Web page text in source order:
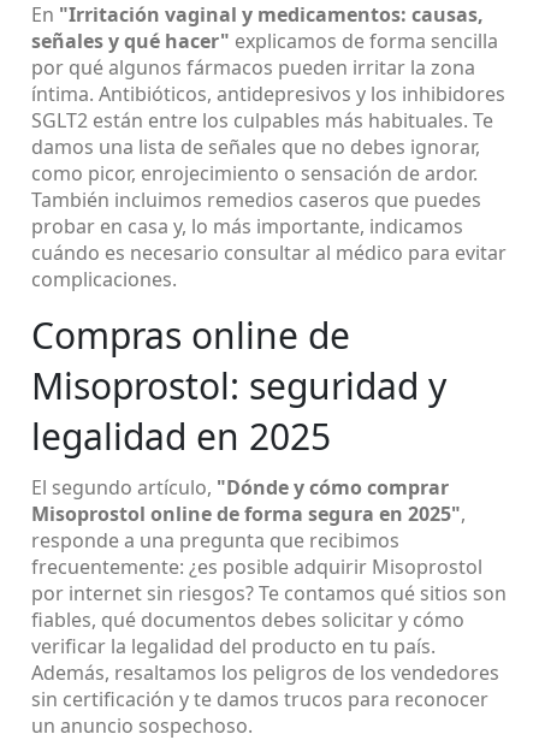
En "Irritación vaginal y medicamentos: causas,
señales y qué hacer" explicamos de forma sencilla
por qué algunos fármacos pueden irritar la zona
íntima. Antibióticos, antidepresivos y los inhibidores
SGLT2 están entre los culpables más habituales. Te
damos una lista de señales que no debes ignorar,
como picor, enrojecimiento o sensación de ardor.
También incluimos remedios caseros que puedes
probar en casa y, lo más importante, indicamos
cuándo es necesario consultar al médico para evitar
complicaciones.
Compras online de
Misoprostol: seguridad y
legalidad en 2025
El segundo artículo, "Dónde y cómo comprar
Misoprostol online de forma segura en 2025",
responde a una pregunta que recibimos
frecuentemente: ¿es posible adquirir Misoprostol
por internet sin riesgos? Te contamos qué sitios son
fiables, qué documentos debes solicitar y cómo
verificar la legalidad del producto en tu país.
Además, resaltamos los peligros de los vendedores
sin certificación y te damos trucos para reconocer
un anuncio sospechoso.